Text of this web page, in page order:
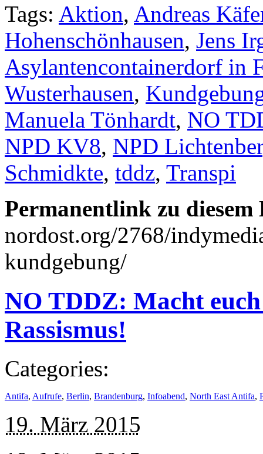
Tags: Aktion, Andreas
Hohenschönhausen, Jens
Asylantencontainerdorf in
Wusterhausen,
Manuela Tönhardt, NO
NPD KV8, NPD
Schmidkte, tddz, Transpi
Permanentlink zu
nordost.org/2768/
kundgebung/
NO TDDZ: Macht
Rassismus!
Categories:
Antifa, Aufrufe, Berlin, Brandenburg, Infoabend, North East Antifa,
19. März 2015